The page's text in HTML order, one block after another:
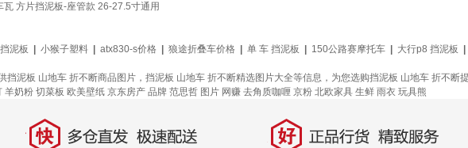
方片挡泥板-座管款 26-27.5寸通用
泥板 小猴子塑料 atx830-s价格 狼途折叠车价格 单 车 挡泥板 150公路赛摩托车 大行p8 挡泥板
泥板 山地车 折不断商品图片，挡泥板 山地车 折不断精选图片大全等信息，为您选购挡泥板 山地车 折不断
羊奶粉 切菜板 欧美壁纸 京东房产 品牌 范思哲 图片 网赚 去角质咖喱 京粉 北欧家具 生鲜 雨衣 玩具熊
快 多仓直发，极速配送 好 正品行货，精致服务